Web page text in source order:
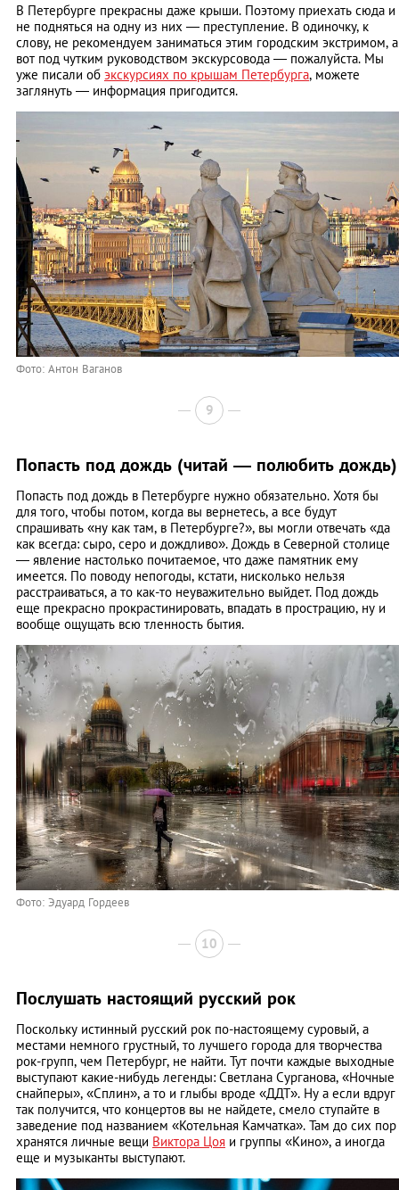
В Петербурге прекрасны даже крыши. Поэтому приехать сюда и
не подняться на одну из них — преступление. В одиночку, к
слову, не рекомендуем заниматься этим городским экстримом, а
вот под чутким руководством экскурсовода — пожалуйста. Мы
уже писали об экскурсиях по крышам Петербурга, можете
заглянуть — информация пригодится.
Фото: Антон Ваганов
9
Попасть под дождь (читай — полюбить дождь)
Попасть под дождь в Петербурге нужно обязательно. Хотя бы
для того, чтобы потом, когда вы вернетесь, а все будут
спрашивать «ну как там, в Петербурге?», вы могли отвечать «да
как всегда: сыро, серо и дождливо». Дождь в Северной столице
— явление настолько почитаемое, что даже памятник ему
имеется. По поводу непогоды, кстати, нисколько нельзя
расстраиваться, а то как-то неуважительно выйдет. Под дождь
еще прекрасно прокрастинировать, впадать в прострацию, ну и
вообще ощущать всю тленность бытия.
Фото: Эдуард Гордеев
10
Послушать настоящий русский рок
Поскольку истинный русский рок по-настоящему суровый, а
местами немного грустный, то лучшего города для творчества
рок-групп, чем Петербург, не найти. Тут почти каждые выходные
выступают какие-нибудь легенды: Светлана Сурганова, «Ночные
снайперы», «Сплин», а то и глыбы вроде «ДДТ». Ну а если вдруг
так получится, что концертов вы не найдете, смело ступайте в
заведение под названием «Котельная Камчатка». Там до сих пор
хранятся личные вещи Виктора Цоя и группы «Кино», а иногда
еще и музыканты выступают.